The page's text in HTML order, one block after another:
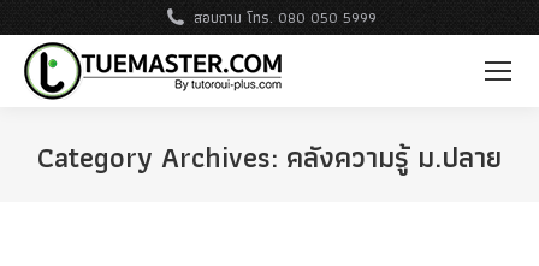
สอบถาม โทร. 080 050 5999
Category Archives: คลังความรู้ ม.ปลาย